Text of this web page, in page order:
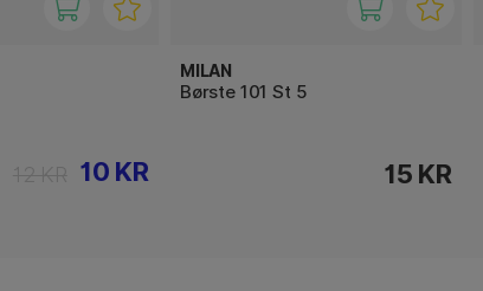
10 KR
MILAN
Børste 101 St 5
15 KR